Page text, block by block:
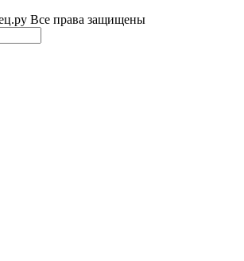
Все права защищены